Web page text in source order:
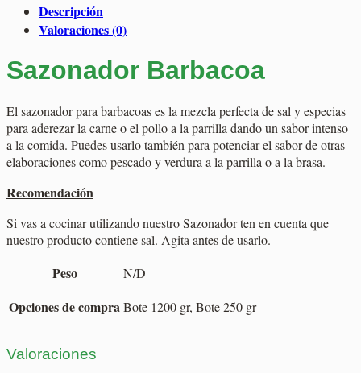
Descripción
Valoraciones (0)
Sazonador Barbacoa
El sazonador para barbacoas es la mezcla perfecta de sal y especias
para aderezar la carne o el pollo a la parrilla dando un sabor intenso
a la comida. Puedes usarlo también para potenciar el sabor de otras
elaboraciones como pescado y verdura a la parrilla o a la brasa.
Recomendación
Si vas a cocinar utilizando nuestro Sazonador ten en cuenta que
nuestro producto contiene sal. Agita antes de usarlo.
Peso N/D
Opciones de compraBote 1200 gr, Bote 250 gr
Valoraciones